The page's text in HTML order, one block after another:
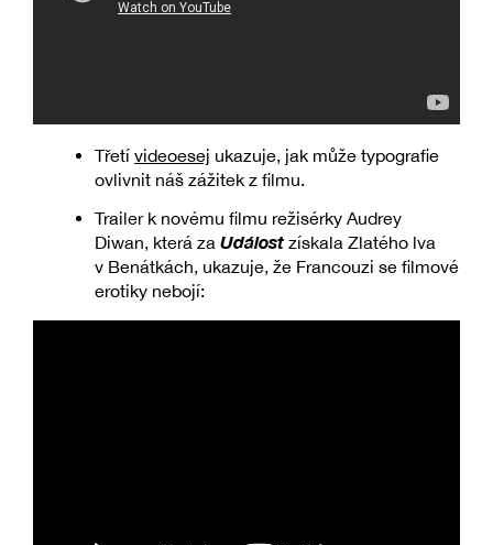
Třetívideoesej ukazuje, jak může typografie
ovlivnit náš zážitek z filmu.
Trailer k novému filmu režisérky Audrey
Diwan, která zaUdálostzískala Zlatého lva
v Benátkách, ukazuje, že Francouzi se filmové
erotiky nebojí: